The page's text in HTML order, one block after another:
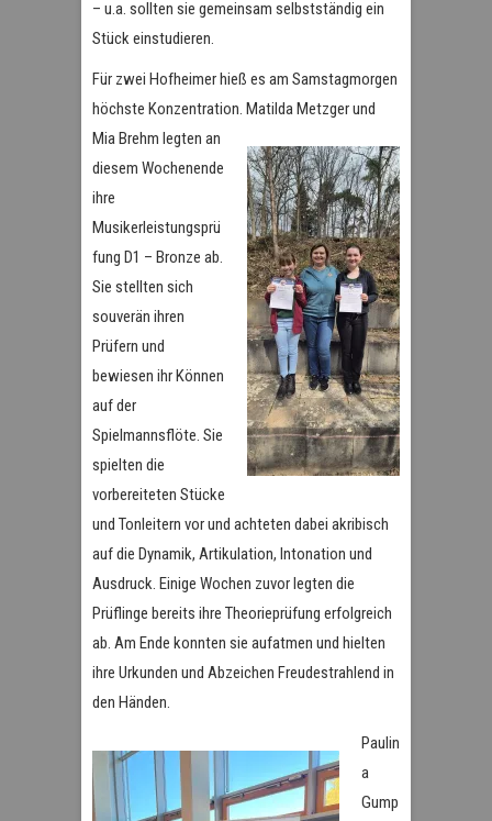
– u.a. sollten sie gemeinsam selbstständig ein
Stück einstudieren.
Für zwei Hofheimer hieß es am Samstagmorgen
höchste Konzentration. Matilda Metzger und
MiaBrehm legten an
diesem Wochenende
ihre
Musikerleistungsprü
fung D1 – Bronze ab.
Sie stellten sich
souverän ihren
Prüfern und
bewiesen ihr Können
auf der
Spielmannsflöte. Sie
spielten die
vorbereiteten Stücke
und Tonleitern vor und achteten dabei akribisch
auf die Dynamik, Artikulation, Intonation und
Ausdruck. Einige Wochen zuvor legten die
Prüflinge bereits ihre Theorieprüfung erfolgreich
ab. Am Ende konnten sie aufatmen und hielten
ihre Urkunden und Abzeichen Freudestrahlend in
den Händen.
Paulin
a
Gump